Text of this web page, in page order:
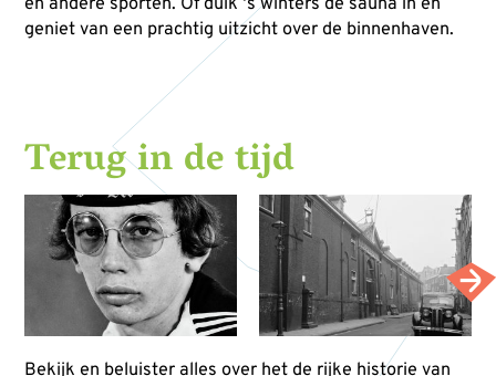
en andere sporten. Of duik ‘s winters de sauna in en
geniet van een prachtig uitzicht over de binnenhaven.
Terug in de tijd
Bekijk en beluister alles over het de rijke historie van